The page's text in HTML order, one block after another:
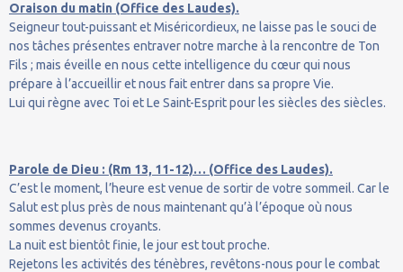
Oraison du matin (Office des Laudes).
Seigneur tout-puissant et Miséricordieux, ne laisse pas le souci de
nos tâches présentes entraver notre marche à la rencontre de Ton
Fils ; mais éveille en nous cette intelligence du cœur qui nous
prépare à l’accueillir et nous fait entrer dans sa propre Vie.
Lui qui règne avec Toi et Le Saint-Esprit pour les siècles des siècles.
Parole de Dieu : (Rm 13, 11-12)… (Office des Laudes).
C’est le moment, l’heure est venue de sortir de votre sommeil. Car le
Salut est plus près de nous maintenant qu’à l’époque où nous
sommes devenus croyants.
La nuit est bientôt finie, le jour est tout proche.
Rejetons les activités des ténèbres, revêtons-nous pour le combat